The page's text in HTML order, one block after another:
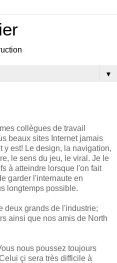
▼
collègues de travail
beaux sites Internet jamais
y est! Le design, la navigation,
le sens du jeu, le viral. Je le
à atteindre lorsque l'on fait
garder l'internaute en
longtemps possible.
deux grands de l'industrie;
ainsi que nos amis de North
nous poussez toujours
çi sera très difficile à